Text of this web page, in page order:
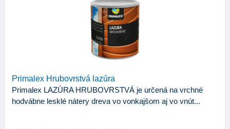
Primalex Hrubovrstvá lazúra
Primalex LAZÚRA HRUBOVRSTVÁ je určená na vrchné
hodvábne lesklé nátery dreva vo vonkajšom aj vo vnút...